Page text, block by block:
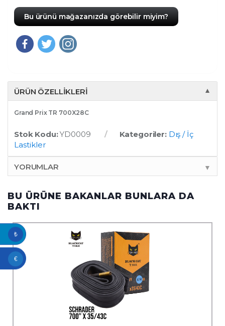
Bu ürünü mağazanızda görebilir miyim?
ÜRÜN ÖZELLIKLERI ▼
Grand Prix TR 700X28C
Stok Kodu:YD0009 Kategoriler: Dış / İç
Lastikler
YORUMLAR ▼
BU ÜRÜNE BAKANLAR BUNLARA DA
BAKTI
₺
€